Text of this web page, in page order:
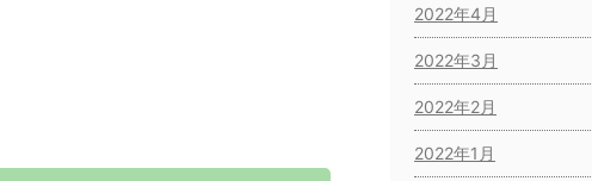
2022年4月
2022年3月
2022年2月
2022年1月